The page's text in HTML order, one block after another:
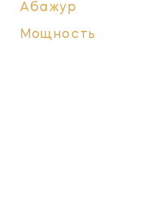
Абажур
Мощность